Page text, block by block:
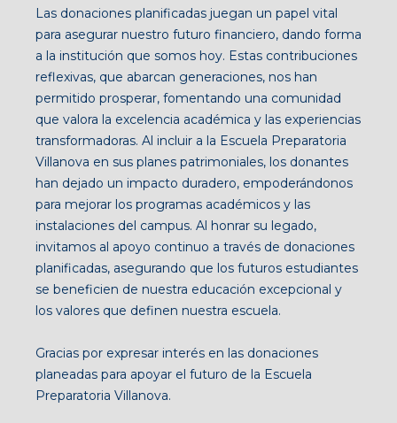
Las donaciones planificadas juegan un papel vital
para asegurar nuestro futuro financiero, dando forma
a la institución que somos hoy. Estas contribuciones
reflexivas, que abarcan generaciones, nos han
permitido prosperar, fomentando una comunidad
que valora la excelencia académica y las experiencias
transformadoras. Al incluir a la Escuela Preparatoria
Villanova en sus planes patrimoniales, los donantes
han dejado un impacto duradero, empoderándonos
para mejorar los programas académicos y las
instalaciones del campus. Al honrar su legado,
invitamos al apoyo continuo a través de donaciones
planificadas, asegurando que los futuros estudiantes
se beneficien de nuestra educación excepcional y
los valores que definen nuestra escuela.
Gracias por expresar interés en las donaciones
planeadas para apoyar el futuro de la Escuela
Preparatoria Villanova.